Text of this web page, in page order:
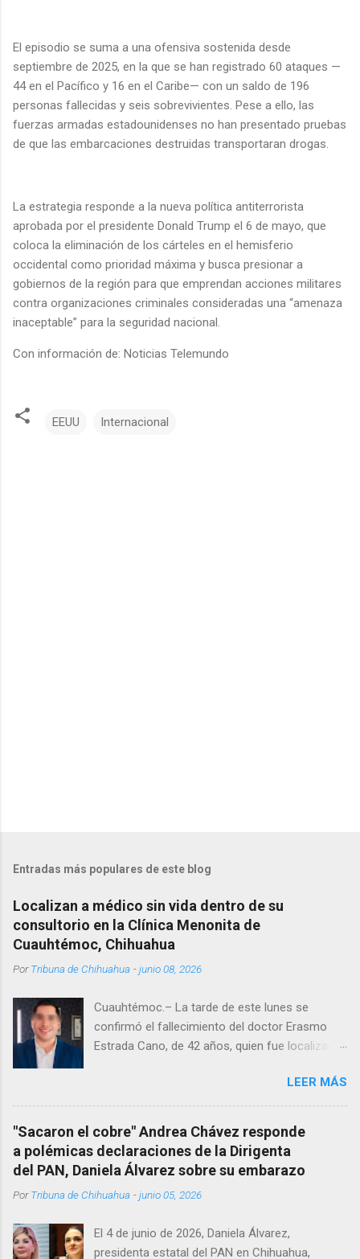
El episodio se suma a una ofensiva sostenida desde
septiembre de 2025, en la que se han registrado 60 ataques —
44 en el Pacífico y 16 en el Caribe— con un saldo de 196
personas fallecidas y seis sobrevivientes. Pese a ello, las
fuerzas armadas estadounidenses no han presentado pruebas
de que las embarcaciones destruidas transportaran drogas.
La estrategia responde a la nueva política antiterrorista
aprobada por el presidente Donald Trump el 6 de mayo, que
coloca la eliminación de los cárteles en el hemisferio
occidental como prioridad máxima y busca presionar a
gobiernos de la región para que emprendan acciones militares
contra organizaciones criminales consideradas una “amenaza
inaceptable” para la seguridad nacional.
Con información de: Noticias Telemundo
EEUU Internacional
Entradas más populares de este blog
Localizan a médico sin vida dentro de su
consultorio en la Clínica Menonita de
Cuauhtémoc, Chihuahua
PorTribuna de Chihuahua -junio 08, 2026
Cuauhtémoc.– La tarde de este lunes se
confirmó el fallecimiento del doctor Erasmo
Estrada Cano, de 42 años, quien fue localizado
Menonita, ubicada en el kilómetro 10 del
Corredor Comercial. Según reportes el médico
se habría quitado la vida mientras permanecía
encerrado en el consultorio, por lo que
autoridades tuvieron que derribar la puerta,
Estrada, quien se desempeñó como presidente
un médico reconocido en la región.
LEER MÁS
"Sacaron el cobre" Andrea Chávez responde
a polémicas declaraciones de la Dirigenta
del PAN, Daniela Álvarez sobre su embarazo
PorTribuna de Chihuahua -junio 05, 2026
El 4 de junio de 2026, Daniela Álvarez,
presidenta estatal del PAN en Chihuahua,